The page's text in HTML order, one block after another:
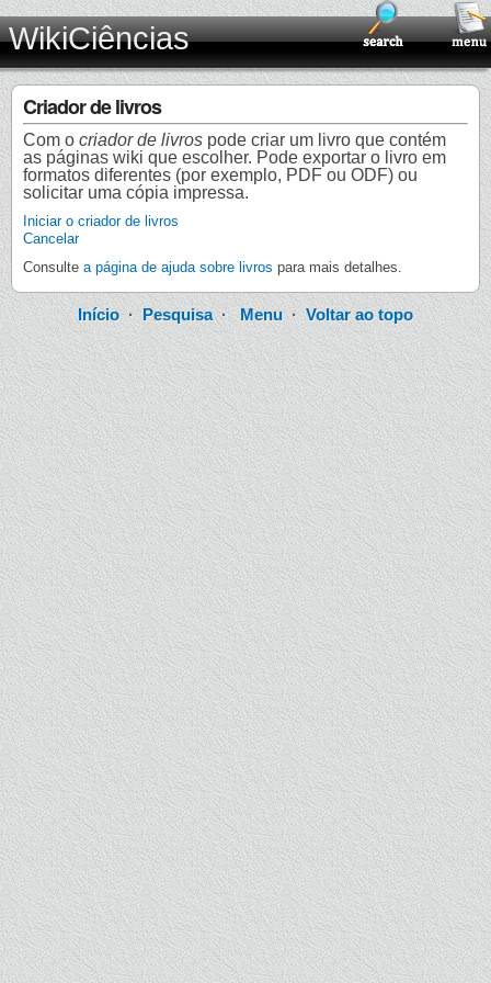
WikiCiências
Criador de livros
Com o criador de livros pode criar um livro que contém
as páginas wiki que escolher. Pode exportar o livro em
formatos diferentes (por exemplo, PDF ou ODF) ou
solicitar uma cópia impressa.
Iniciar o criador de livros
Cancelar
Consulte a página de ajuda sobre livros para mais detalhes.
Início· Pesquisa·Menu · Voltar ao topo